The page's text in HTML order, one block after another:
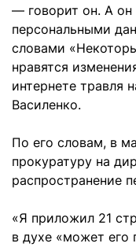
— говорит он. А
персональными
словами
нравятся
интернете травля
Василенко.
По его словам, в
прокуратуру на
распространение
«Я приложил 21
в духе «может его